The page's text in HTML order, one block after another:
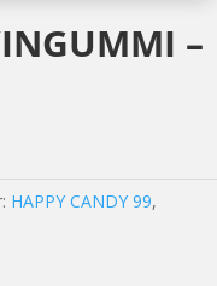
–
HAPPY CANDY 99,